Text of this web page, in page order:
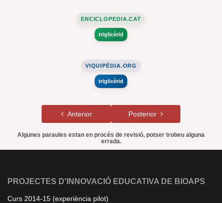
ENCICLOPEDIA.CAT
triglicèrid
VIQUIPÈDIA.ORG
triglicèrid
Anterior Posterior
Algunes paraules estan en procés de revisió, potser trobeu alguna
errada.
PROJECTES D'INNOVACIÓ EDUCATIVA DE BIOAPS
Curs 2014-15 (experiència pilot)